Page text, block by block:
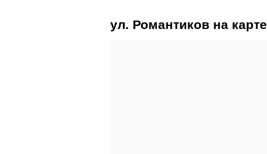
ул. Романтиков на карте